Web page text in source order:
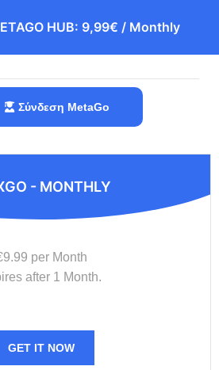
HUB: 9,99€ / Monthly
Σύνδεση MetaGo
- MONTHLY
per Month
after 1 Month.
GET IT NOW